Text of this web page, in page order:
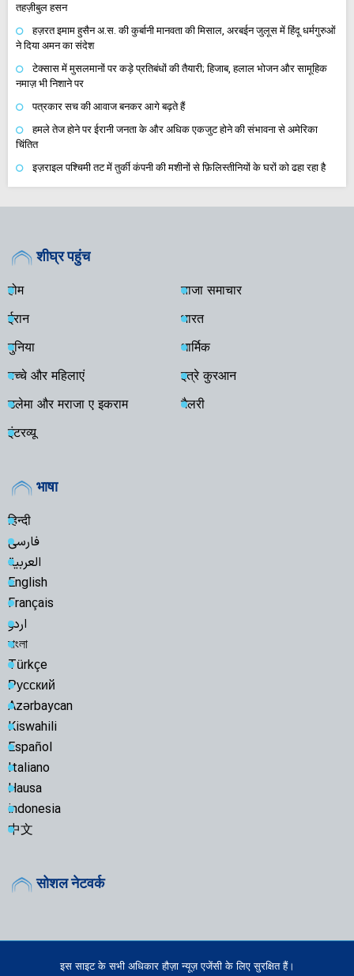
तहज़ीबुल हसन
हज़रत इमाम हुसैन अ.स. की कुर्बानी मानवता की मिसाल, अरबईन जुलूस में हिंदू धर्मगुरुओं
ने दिया अमन का संदेश
टेक्सास में मुसलमानों पर कड़े प्रतिबंधों की तैयारी; हिजाब, हलाल भोजन और सामूहिक
नमाज़ भी निशाने पर
पत्रकार सच की आवाज बनकर आगे बढ़ते हैं
हमले तेज होने पर ईरानी जनता के और अधिक एकजुट होने की संभावना से अमेरिका
चिंतित
इज़राइल पश्चिमी तट में तुर्की कंपनी की मशीनों से फ़िलिस्तीनियों के घरों को ढहा रहा है
शीघ्र पहुंच
होम
ताजा समाचार
ईरान
भारत
दुनिया
धार्मिक
बच्चे और महिलाएं
इत्रे कुरआन
उलेमा और मराजा ए इकराम
गैलरी
इंटरव्यू
भाषा
हिन्दी
فارسی
العربية
English
Français
اردو
বাংলা
Türkçe
Русский
Azərbaycan
Kiswahili
Español
Italiano
Hausa
indonesia
中文
सोशल नेटवर्क
इस साइट के सभी अधिकार हौज़ा न्यूज़ एजेंसी के लिए सुरक्षित हैं।